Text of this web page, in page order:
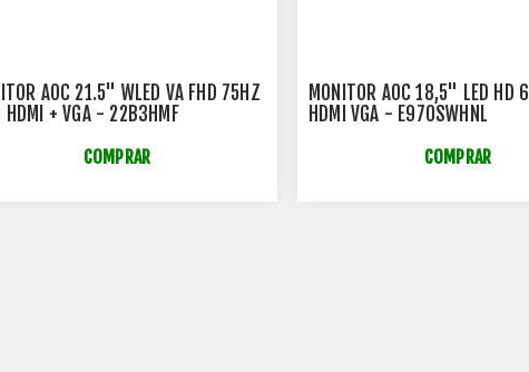
AOC 21.5" WLED VA FHD 75HZ
HDMI + VGA - 22B3HMF
COMPRAR
MONITOR AOC 18,5" LED HD
HDMI VGA - E970SWHNL
COMPRAR